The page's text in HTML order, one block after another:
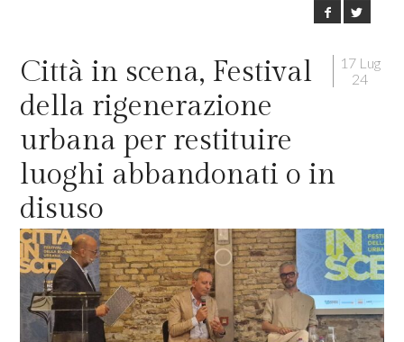
17 Lug
24
Città in scena, Festival
della rigenerazione
urbana per restituire
luoghi abbandonati o in
disuso